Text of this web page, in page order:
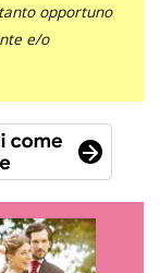
opportuno
e/o